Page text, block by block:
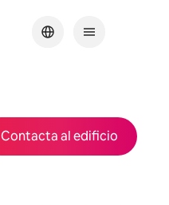
Contacta al edificio